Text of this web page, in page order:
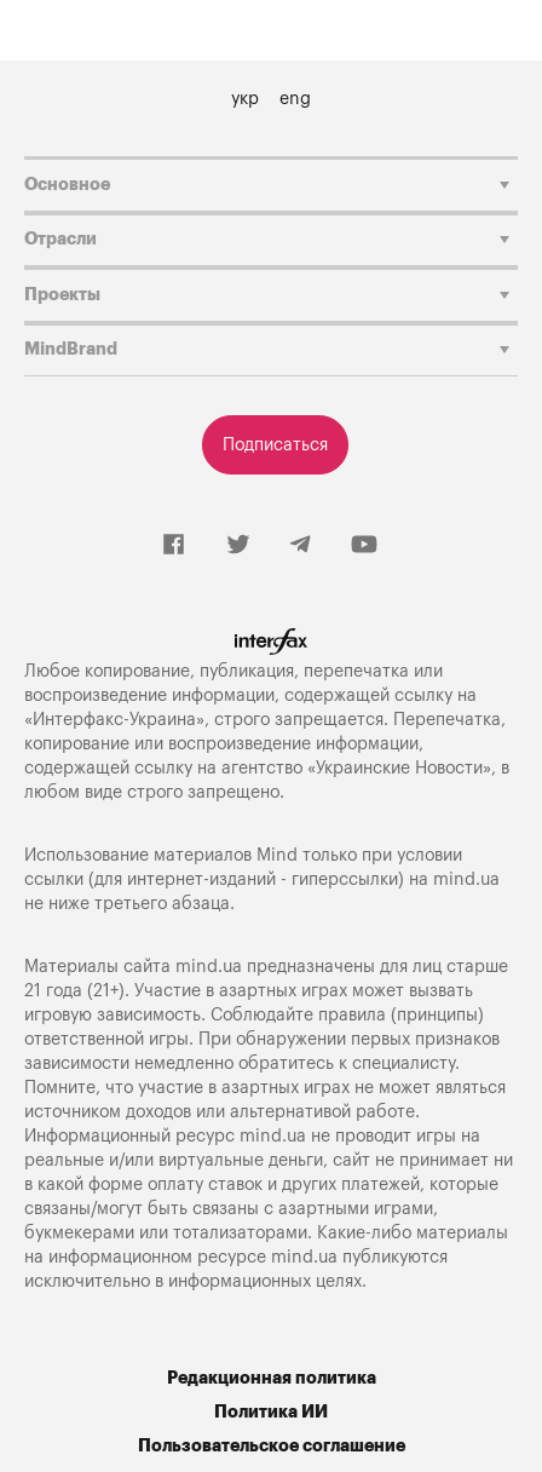
укр eng
Подписаться
Основное
Отрасли
Проекты
MindBrand
Любое копирование, публикация, перепечатка или
воспроизведение информации, содержащей ссылку на
«Интерфакс-Украина», строго запрещается. Перепечатка,
копирование или воспроизведение информации,
содержащей ссылку на агентство «Украинские Новости», в
любом виде строго запрещено.
Использование материалов Mind только при условии
ссылки (для интернет-изданий - гиперссылки) на mind.ua
не ниже третьего абзаца.
Материалы сайта mind.ua предназначены для лиц старше
21 года (21+). Участие в азартных играх может вызвать
игровую зависимость. Соблюдайте правила (принципы)
ответственной игры. При обнаружении первых признаков
зависимости немедленно обратитесь к специалисту.
Помните, что участие в азартных играх не может являться
источником доходов или альтернативой работе.
Информационный ресурс mind.ua не проводит игры на
реальные и/или виртуальные деньги, сайт не принимает ни
в какой форме оплату ставок и других платежей, которые
связаны/могут быть связаны с азартными играми,
букмекерами или тотализаторами. Какие-либо материалы
на информационном ресурсе mind.ua публикуются
исключительно в информационных целях.
Редакционная политика
Политика ИИ
Пользовательское соглашение